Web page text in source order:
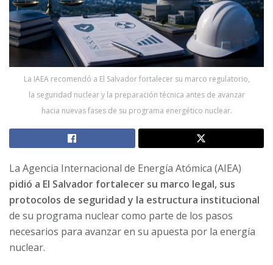
La IAEA recomendó a El Salvador fortalecer su marco regulatorio,
la seguridad nuclear y la preparación técnica antes de avanzar
hacia nuevas fases de su programa energético nuclear.
La Agencia Internacional de Energía Atómica (AIEA)
pidió a El Salvador fortalecer su marco legal, sus
protocolos de seguridad y la estructura institucional
de su programa nuclear como parte de los pasos
necesarios para avanzar en su apuesta por la energía
nuclear.